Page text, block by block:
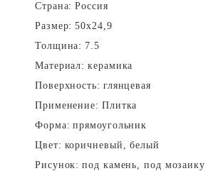
Страна: Россия
Размер: 50x24,9
Толщина: 7.5
Материал: керамика
Поверхность: глянцевая
Применение: Плитка
Форма: прямоугольник
Цвет: коричневый, белый
Рисунок: под камень, под мозаику